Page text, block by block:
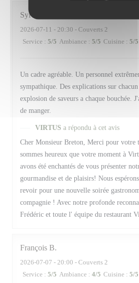
Sylvain
2026-07-11 - 20:30 - Couverts 2
Service : 5/5 Ambiance : 5/5 Cuisine : 5/5
Un cadre agréable. Un personnel
sympathique. Des explications sur
explosion de saveurs a chaque bouchée.
de manger.
VIRTUS a répondu à cet avis
Cher Monsieur Breton, Merci pour votre
sommes heureux que votre moment à
avons été enchantés de vous présenter
gourmandise et de plaisirs! Nous
revoir pour une nouvelle soirée
compagnie ! Avec notre profonde
Frédéric et toute l' équipe du restaurant
François B
2026-07-07 - 20:00 - Couverts 2
Service : 5/5 Ambiance : 4/5 Cuisine : 5/5